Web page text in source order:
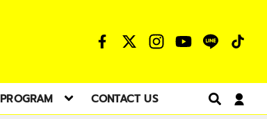
PROGRAM CONTACT US